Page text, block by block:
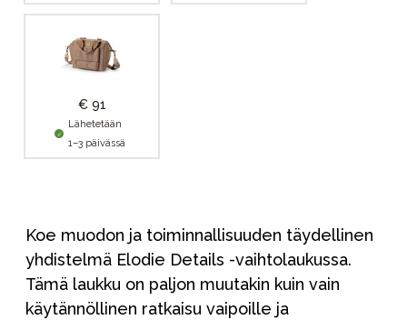
€ 91
Lähetetään
1–3 päivässä
Koe muodon ja toiminnallisuuden täydellinen
yhdistelmä Elodie Details -vaihtolaukussa.
Tämä laukku on paljon muutakin kuin vain
käytännöllinen ratkaisu vaipoille ja